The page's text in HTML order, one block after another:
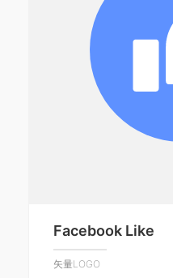
Facebook Like
矢量LOGO